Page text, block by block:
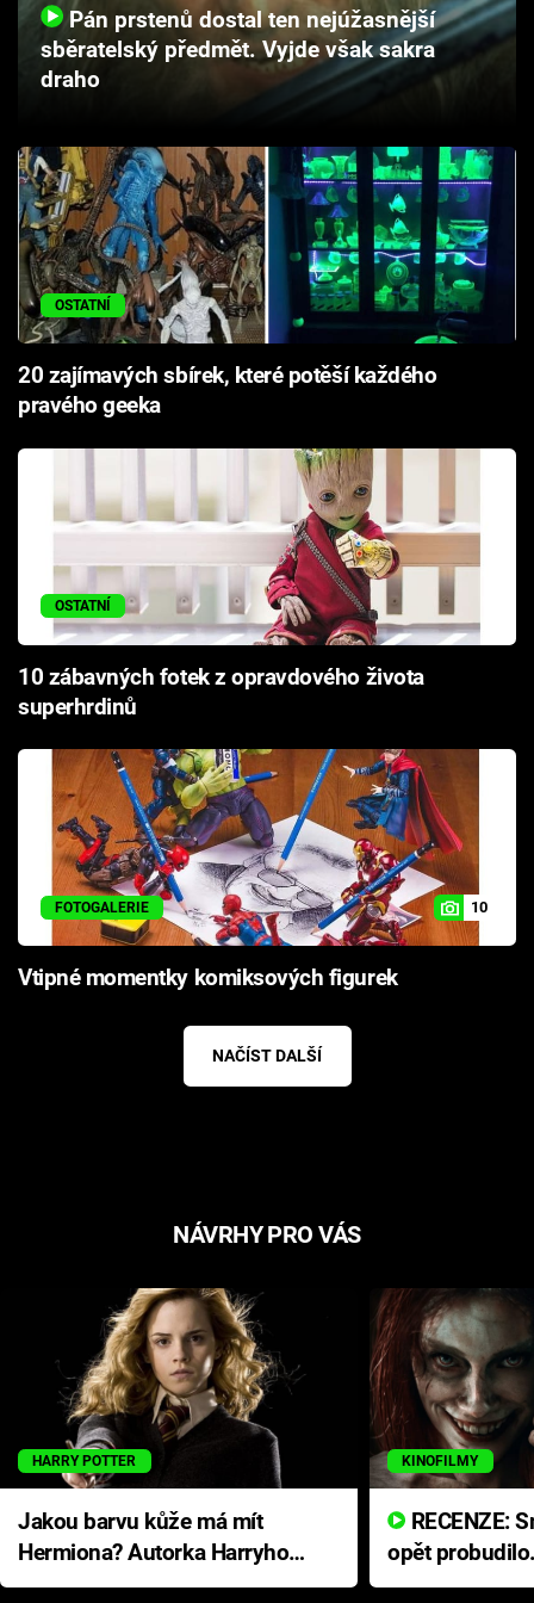
Cool Esport
Pořady
TV Program
Sledujte prima+
Přihlášení
Sledujte nás
Pán prstenů dostal ten nejúžasnější
sběratelský předmět. Vyjde však sakra
draho
OSTATNÍ
20 zajímavých sbírek, které potěší každého
pravého geeka
OSTATNÍ
10 zábavných fotek z opravdového života
superhrdinů
FOTOGALERIE 10
Vtipné momentky komiksových figurek
NAČÍST DALŠÍ
NÁVRHY PRO VÁS
HARRY POTTER
Jakou barvu kůže má mít
Hermiona? Autorka Harryho
Pottera přišla s ráznou
KINOFILMY
opět
přichází s